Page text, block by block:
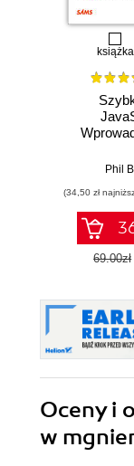
książka
Phil
(34,50 zł
69.00zł
Oceny i
w